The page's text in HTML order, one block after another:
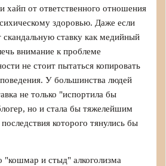
хайп от ответственного отношения
здоровью. Даже если
скандальную ставку как медийный
внимание к проблеме
не стоит пытаться копировать
У большинства людей
не только "испортила бы
но и стала бы тяжелейшим
которого тянулись бы
"кошмар и стыд" алкоголизма